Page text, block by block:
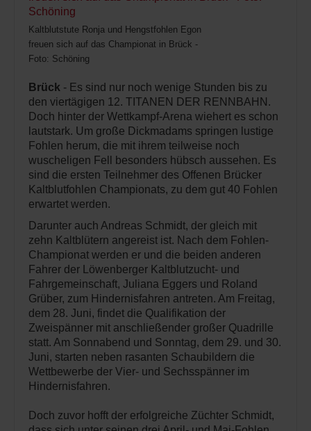
Kaltblutstute Ronja und Hengstfohlen Egon
freuen sich auf das Championat in Brück -
Foto: Schöning
Brück - Es sind nur noch wenige Stunden bis zu
den viertägigen 12. TITANEN DER RENNBAHN.
Doch hinter der Wettkampf-Arena wiehert es schon
lautstark. Um große Dickmadams springen lustige
Fohlen herum, die mit ihrem teilweise noch
wuscheligen Fell besonders hübsch aussehen. Es
sind die ersten Teilnehmer des Offenen Brücker
Kaltblutfohlen Championats, zu dem gut 40 Fohlen
erwartet werden.
Darunter auch Andreas Schmidt, der gleich mit
zehn Kaltblütern angereist ist. Nach dem Fohlen-
Championat werden er und die beiden anderen
Fahrer der Löwenberger Kaltblutzucht- und
Fahrgemeinschaft, Juliana Eggers und Roland
Grüber, zum Hindernisfahren antreten. Am Freitag,
dem 28. Juni, findet die Qualifikation der
Zweispänner mit anschließender großer Quadrille
statt. Am Sonnabend und Sonntag, dem 29. und 30.
Juni, starten neben rasanten Schaubildern die
Wettbewerbe der Vier- und Sechsspänner im
Hindernisfahren.
Doch zuvor hofft der erfolgreiche Züchter Schmidt,